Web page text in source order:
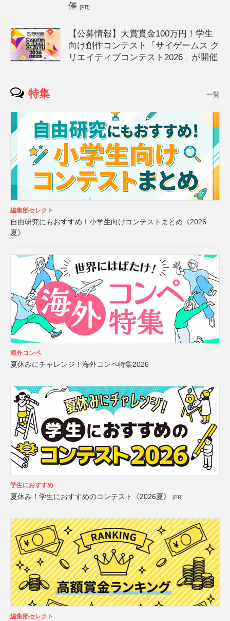
催[PR]
【公募情報】大賞賞金100万円！学生
向け創作コンテスト「サイゲームス ク
リエイティブコンテスト2026」が開催
特集 一覧
編集部セレクト
自由研究にもおすすめ！小学生向けコンテストまとめ《2026
夏》
海外コンペ
夏休みにチャレンジ！海外コンペ特集2026
学生におすすめ
夏休み！学生におすすめのコンテスト《2026夏》 [PR]
編集部セレクト